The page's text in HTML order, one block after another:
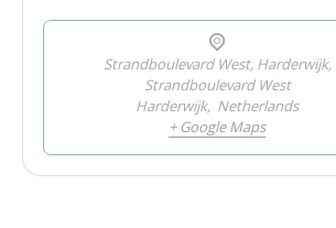
Strandboulevard West, Harderwijk,
Strandboulevard West
Harderwijk, Netherlands
+ Google Maps